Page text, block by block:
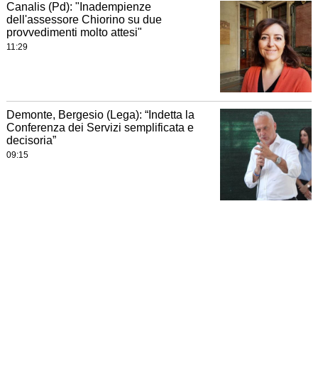
Canalis (Pd): "Inadempienze
dell'assessore Chiorino su due
provvedimenti molto attesi"
11:29
Demonte, Bergesio (Lega): “Indetta la
Conferenza dei Servizi semplificata e
decisoria”
09:15